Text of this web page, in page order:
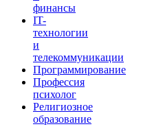
финансы
IT-
технологии
и
телекоммуникации
Программирование
Профессия
психолог
Религиозное
образование